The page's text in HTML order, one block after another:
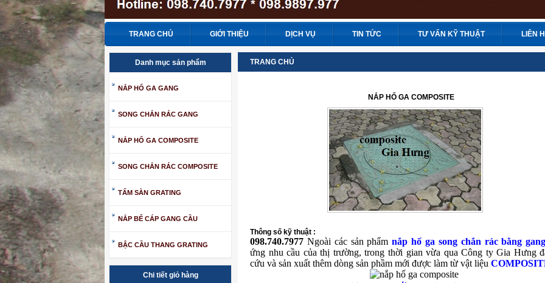
TRANG CHỦ GIỚI THIỆU DỊCH VỤ TIN TỨC TƯ VẤN KỸ THUẬT LIÊN
Danh mục sản phẩm
NẮP HỐ GA GANG
SONG CHẮN RÁC GANG
NẮP HỐ GA COMPOSITE
SONG CHẮN RÁC COMPOSITE
TẤM SÀN GRATING
NẮP BỂ CÁP GANG CẦU
BẬC CẦU THANG GRATING
Chi tiết giỏ hàng
TRANG CHỦ
NẮP HỐ GA COMPOSITE
Thông số kỹ thuật :
098.740.7977 Ngoài các sản phẩmnắp hố ga song chắn rác bằng gang
ứng nhu cầu của thị trường, trong thời gian vừa qua Công ty Gia Hưng
cứu và sản xuất thêm dòng sản phầm mới được làm từ vật liệu